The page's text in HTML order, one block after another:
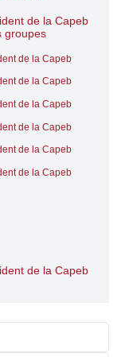
de la Capeb
groupes
de la Capeb
de la Capeb
de la Capeb
de la Capeb
de la Capeb
de la Capeb
de la Capeb